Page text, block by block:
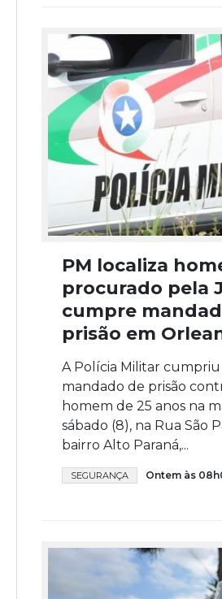
PM localiza
procurado pela
cumpre
prisão em
A Polícia Militar
mandado de prisão
homem de 25 anos na
sábado (8), na Rua São
bairro Alto Paraná,...
SEGURANÇA Ontem às